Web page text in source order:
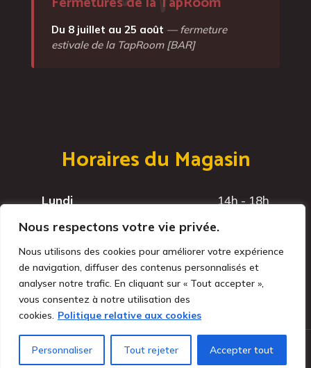
Nous respectons votre vie privée.
Nous utilisons des cookies pour améliorer votre expérience
de navigation, diffuser des contenus personnalisés et
analyser notre trafic. En cliquant sur « Tout accepter »,
vous consentez à notre utilisation des
cookies. Politique relative aux cookies
Personnaliser Tout rejeter Accepter tout
Du 8 juillet au 25 août — fermeture
estivale de la TapRoom [BAR]
Horaires du Magasin
Lundi
14h - 18h
Jeudi
14h - 18h
Vendredi
14h - 18h
Brasserie du Léman© Tous droits réservés - 2025